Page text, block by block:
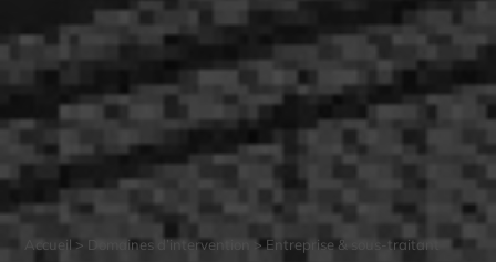
Accueil > Domaines d’intervention > Entreprise & sous-traitant